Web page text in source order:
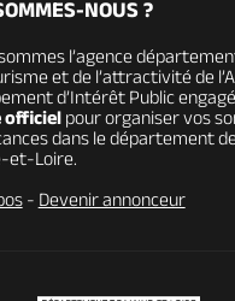
NOUS ?
l’agence
et de l’attractivité de
d’Intérêt Public engagé
officielpour organiser vos
dans le département
et-Loire.
- Devenir annonceur